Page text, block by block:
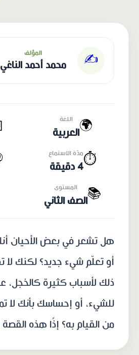
✍️ المؤلف
محمد أحمد الناغي
🌍 اللغة
العربية
⏱️مدّة الاستماع
4 دقيقة
📚 المستوى
الصف الثاني
هل تشعر في بعض الأحيان
أو تعلّم شيء جديد؟ لكنك لا
ذلك لأسباب كثيرة كالخجل،
للشيء، أو إحساسك بأنك لا
من القيام به؟ إذًا هذه